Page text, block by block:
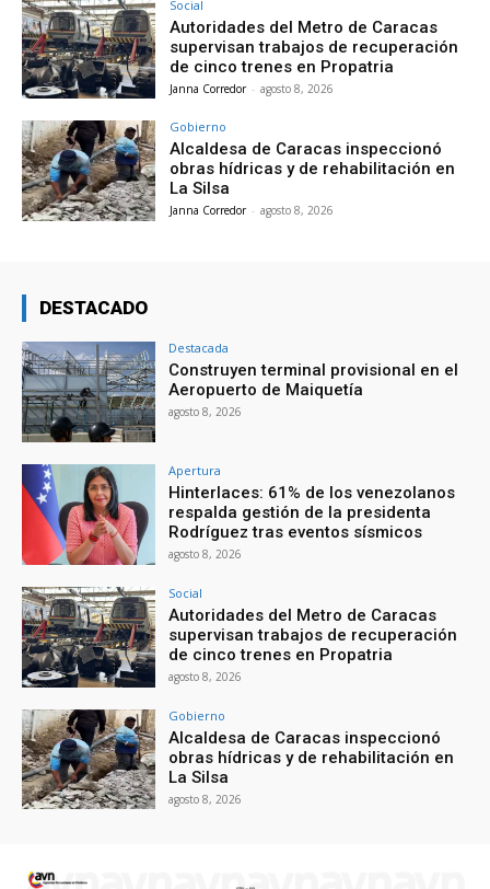
Social
Autoridades del Metro de Caracas
supervisan trabajos de recuperación
de cinco trenes en Propatria
Janna Corredor - agosto 8, 2026
Gobierno
Alcaldesa de Caracas inspeccionó
obras hídricas y de rehabilitación en
La Silsa
Janna Corredor - agosto 8, 2026
DESTACADO
Destacada
Construyen terminal provisional en el
Aeropuerto de Maiquetía
agosto 8, 2026
Apertura
Hinterlaces: 61% de los venezolanos
respalda gestión de la presidenta
Rodríguez tras eventos sísmicos
agosto 8, 2026
Social
Autoridades del Metro de Caracas
supervisan trabajos de recuperación
de cinco trenes en Propatria
agosto 8, 2026
Gobierno
Alcaldesa de Caracas inspeccionó
obras hídricas y de rehabilitación en
La Silsa
agosto 8, 2026